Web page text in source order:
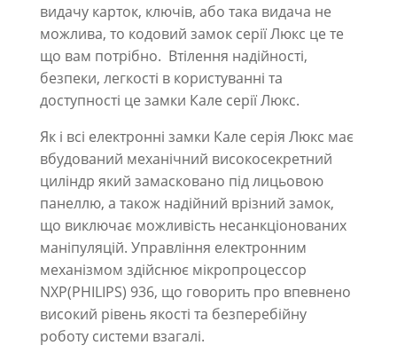
видачу карток, ключів, або така видача не
можлива, то кодовий замок серії Люкс це те
що вам потрібно. Втілення надійності,
безпеки, легкості в користуванні та
доступності це замки Кале серії Люкс.
Як і всі електронні замки Кале серія Люкс має
вбудований механічний високосекретний
циліндр який замасковано під лицьовою
панеллю, а також надійний врізний замок,
що виключає можливість несанкціонованих
маніпуляцій. Управління електронним
механізмом здійснює мікропроцессор
NXP(PHILIPS) 936, що говорить про впевнено
високий рівень якості та безперебійну
роботу системи взагалі.